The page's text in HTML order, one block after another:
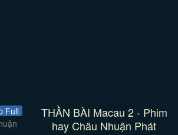
Full
THẦN BÀI Macau 2 - Phim
hay Châu Nhuận Phát